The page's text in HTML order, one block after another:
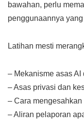
bawahan, perlu
penggunaannya
Latihan mesti
– Mekanisme asas AI
– Asas privasi dan
– Cara
– Aliran pelaporan